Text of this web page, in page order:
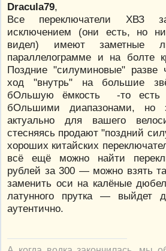
Dracula79,
Все переключатели ХВЗ
исключением (они есть, но
видел) имеют
параллелограмме и на болте
Поздние "силуминовые"
ход "внутрь" на большие
бОльшую ёмкость -то есть
бОльшими диапазонами, но
актуально для вашего
стесняясь продают "поздний
хороших китайских
всё ещё можно найти
рублей за 300 — можно взять
заменить оси на калёные
латунного прутка — выйдет
аутентично.